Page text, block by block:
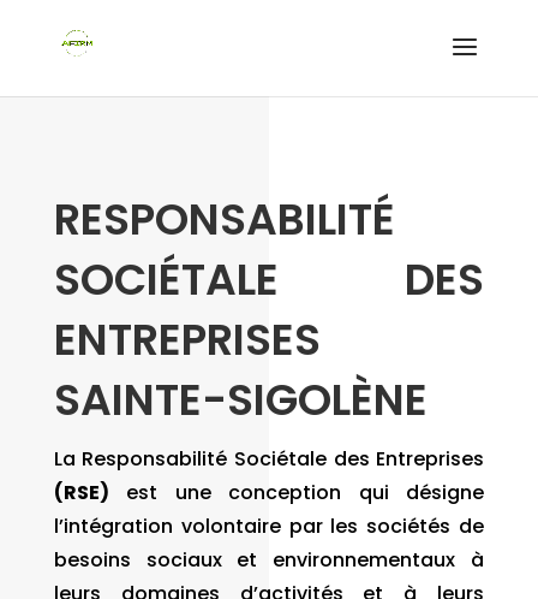
RESPONSABILITÉ
SOCIÉTALE DES
ENTREPRISES
SAINTE-SIGOLÈNE
La Responsabilité Sociétale des Entreprises
(RSE) est une conception qui désigne
l’intégration volontaire par les sociétés de
besoins sociaux et environnementaux à